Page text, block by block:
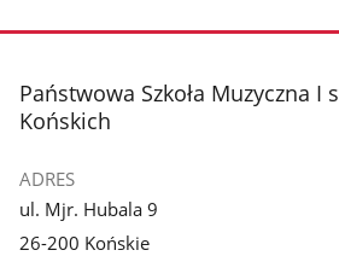
stopka
Państwowa Szkoła Muzyczna I
Końskich
ADRES
ul. Mjr. Hubala 9
26-200 Końskie